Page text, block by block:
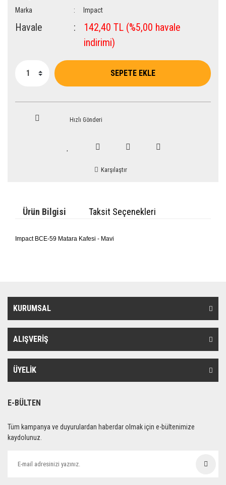
Marka
Impact
Havale
142,40 TL (%5,00 havale
indirimi)
SEPETE EKLE
Hızlı Gönderi
Karşılaştır
Ürün Bilgisi Taksit Seçenekleri
Impact BCE-59 Matara Kafesi - Mavi
KURUMSAL
ALIŞVERİŞ
ÜYELİK
E-BÜLTEN
Tüm kampanya ve duyurulardan haberdar olmak için e-bültenimize
kaydolunuz.